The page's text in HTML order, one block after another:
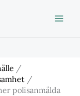
polisanmälda